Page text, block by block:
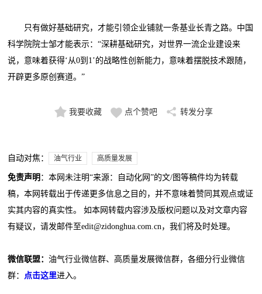
只有做好基础研究，才能引领企业铺就一条基业长青之路。中国
科学院院士邹才能表示：“深耕基础研究，对世界一流企业建设来
说，意味着获得‘从0到1’的战略性创新能力，意味着摆脱技术跟随，
开辟更多原创赛道。”
我要收藏 点个赞吧 转发分享
自动对焦： 油气行业 高质量发展
免责声明 ：本网未注明“来源：自动化网”的文/图等稿件均为转载
稿，本网转载出于传递更多信息之目的，并不意味着赞同其观点或证
实其内容的真实性。 如本网转载内容涉及版权问题以及对文章内容
有疑议，请发邮件至edit@zidonghua.com.cn，我们将及时处理。
微信联盟：油气行业微信群、高质量发展微信群，各细分行业微信
群：
点击这里进入。